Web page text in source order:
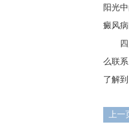
阳光
癜风
么联
了解
上一